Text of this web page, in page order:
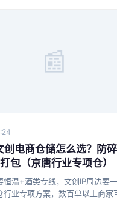
📰
创电商仓储怎么选？防
包（京唐行业专项仓）
恒温+酒类专线，文创IP周边要
行业专项方案，数百单以上商家